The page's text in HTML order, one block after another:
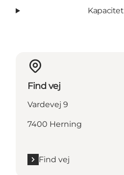
Kapacitet
Find vej
Vardevej 9
7400 Herning
Find vej